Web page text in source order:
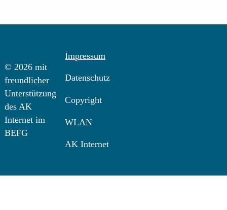
© 2026 mit
freundlicher
Unterstützung
des AK
Internet im
BEFG
Impressum
Datenschutz
Copyright
WLAN
AK Internet